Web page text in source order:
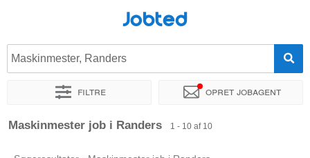
Jobted
Maskinmester, Randers
Filtre Opret jobagent
Sorter efter Præcist sted
Maskinmester job i Randers 1 - 10 af 10